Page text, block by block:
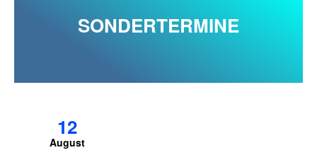
SONDERTERMINE
12
August